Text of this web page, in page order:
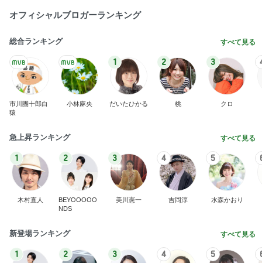
オフィシャルブロガーランキング
総合ランキング すべて見る
市川團十郎白
猿
小林麻央
1
だいたひかる
2
桃
3
クロ
急上昇ランキング すべて見る
1
木村直人
2
BEYOOOOO
NDS
3
美川憲一
4
吉岡淳
5
水森かおり
新登場ランキング すべて見る
1 2 3 4 5